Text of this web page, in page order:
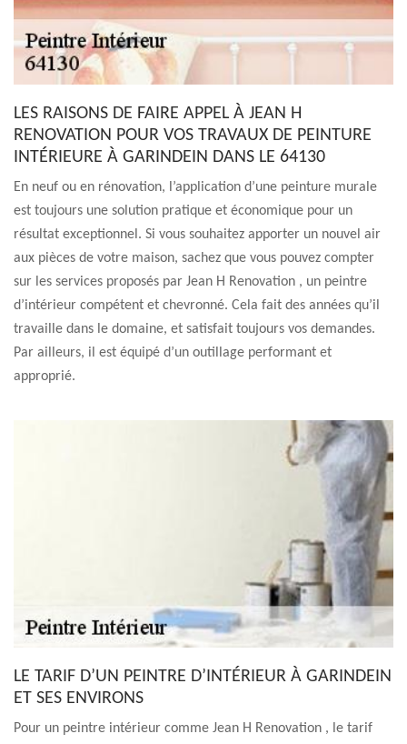
LES RAISONS DE FAIRE APPEL À JEAN H
RENOVATION POUR VOS TRAVAUX DE PEINTURE
INTÉRIEURE À GARINDEIN DANS LE 64130
En neuf ou en rénovation, l’application d’une peinture murale
est toujours une solution pratique et économique pour un
résultat exceptionnel. Si vous souhaitez apporter un nouvel air
aux pièces de votre maison, sachez que vous pouvez compter
sur les services proposés par Jean H Renovation , un peintre
d’intérieur compétent et chevronné. Cela fait des années qu’il
travaille dans le domaine, et satisfait toujours vos demandes.
Par ailleurs, il est équipé d’un outillage performant et
approprié.
LE TARIF D’UN PEINTRE D’INTÉRIEUR À GARINDEIN
ET SES ENVIRONS
Pour un peintre intérieur comme Jean H Renovation , le tarif